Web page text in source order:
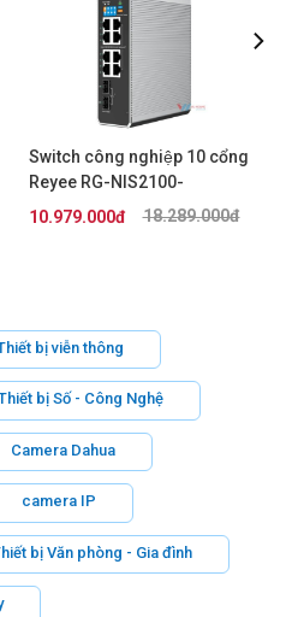
Switch công nghiệp 10 cổng
Reyee RG-NIS2100-
8GT2SFP-HP
18.289.000đ
10.979.000đ
bị viễn thông
bị Số - Công Nghệ
Camera Dahua
camera IP
bị Văn phòng - Gia đình